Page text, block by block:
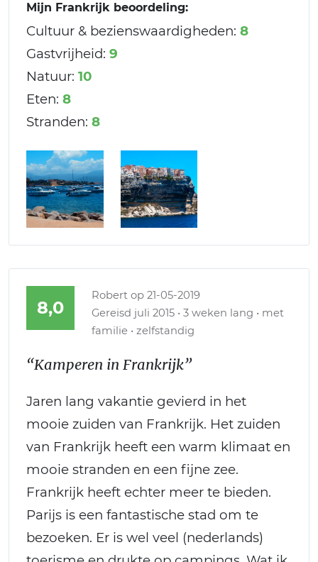
Mijn Frankrijk beoordeling:
Cultuur & bezienswaardigheden: 8
Gastvrijheid: 9
Natuur: 10
Eten: 8
Stranden: 8
8,0
Robert op 21-05-2019
Gereisd juli 2015 • 3 weken lang • met
familie • zelfstandig
“Kamperen in Frankrijk”
Jaren lang vakantie gevierd in het
mooie zuiden van Frankrijk. Het zuiden
van Frankrijk heeft een warm klimaat en
mooie stranden en een fijne zee.
Frankrijk heeft echter meer te bieden.
Parijs is een fantastische stad om te
bezoeken. Er is wel veel (nederlands)